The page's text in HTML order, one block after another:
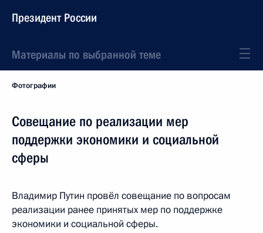
Президент России
Материалы по выбранной теме
Фотографии
Совещание по реализации мер
поддержки экономики и социальной
сферы
Владимир Путин провёл совещание по вопросам
реализации ранее принятых мер по поддержке
экономики и социальной сферы.